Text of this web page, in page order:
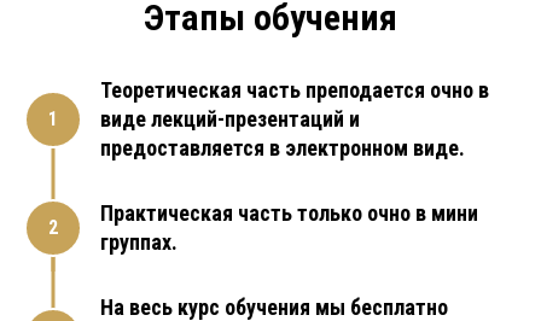
Этапы обучения
Теоретическая часть преподается очно в
виде лекций-презентаций и
предоставляется в электронном виде.
Практическая часть только очно в мини
группах.
На весь курс обучения мы бесплатно